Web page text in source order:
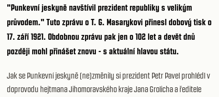
"Punkevní jeskyně navštívil prezident republiky s velikým
průvodem." Tuto zprávu o T. G. Masarykovi přinesl dobový tisk o
17. září 1921. Obdobnou zprávu pak jen o 102 let a devět dnů
později mohl přinášet znovu - s aktuální hlavou státu.
Jak se Punkevní jeskyně (ne)změnily si prezident Petr Pavel prohlédl v
doprovodu hejtmana Jihomoravského kraje Jana Grolicha a ředitele